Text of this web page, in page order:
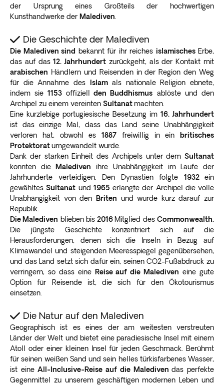
der Ursprung eines Großteils der hochwertigen
Kunsthandwerke der Malediven
Die Geschichte der Malediven
Die Malediven sind bekannt für ihr reiches islamischesErbe,
das auf das12. Jahrhundert zurückgeht, als der Kontakt mit
arabischen Händlern und Reisenden in der Region den Weg
für die Annahme des
Islamals nationale Religion ebnete,
indem sie 1153offiziell den Buddhismus ablöste und den
Archipel zu einem vereinten Sultanat machten.
Eine kurzlebige portugiesische Besetzung im 16. Jahrhundert
ist das einzige Mal, dass das Land seine Unabhängigkeit
verloren hat, obwohl es 1887 freiwillig in ein
britisches
Protektoratumgewandelt wurde.
Dank der starken Einheit des Archipels unter dem Sultanat
konnten die Malediven ihre Unabhängigkeit im Laufe der
Jahrhunderte verteidigen. Den Dynastien folgte 1932 ein
gewähltesSultanat und 1965 erlangte der Archipel die volle
Unabhängigkeit von den
Briten und wurde kurz darauf zur
Republik.
Die Malediven blieben bis2016 Mitglied desCommonwealth.
Die jüngste Geschichte konzentriert sich auf die
Herausforderungen, denen sich die Inseln in Bezug auf
Klimawandel und steigenden Meeresspiegel gegenübersehen,
und das Land setzt sich dafür ein, seinen CO2-Fußabdruck zu
verringern, so dass eine Reise auf die Malediven eine gute
Option für Reisende ist, die sich für den Ökotourismus
einsetzen.
Die Natur auf den Malediven
Geographisch ist es eines der am weitesten verstreuten
Länder der Welt und bietet eine paradiesische Insel mit einem
Atoll oder einer kleinen Insel für jeden Geschmack. Berühmt
für seinen weißen Sand und sein helles türkisfarbenes Wasser,
ist eineAll-Inclusive-Reise auf die Maledivendas perfekte
Gegenmittel zu unserem geschäftigen modernen Leben und